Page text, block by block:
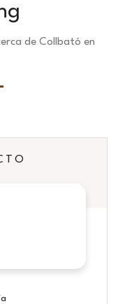
de Collbató en